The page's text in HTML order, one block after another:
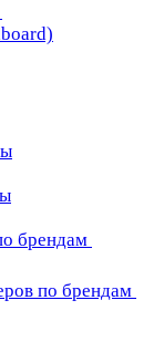
брендам
по брендам